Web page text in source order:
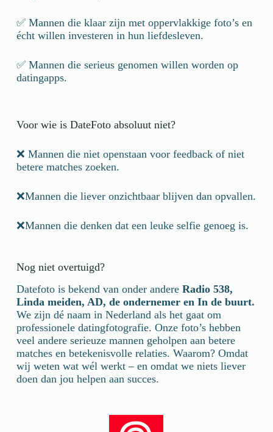
✅ Mannen die klaar zijn met oppervlakkige foto’s en
écht willen investeren in hun liefdesleven.
✅ Mannen die serieus genomen willen worden op
datingapps.
Voor wie is DateFoto absoluut niet?
❌ Mannen die niet openstaan voor feedback of niet
betere matches zoeken.
❌Mannen die liever onzichtbaar blijven dan opvallen.
❌Mannen die denken dat een leuke selfie genoeg is.
Nog niet overtuigd?
Datefoto is bekend van onder andere Radio 538,
Linda meiden, AD, de ondernemer en In de buurt.
We zijn dé naam in Nederland als het gaat om
professionele datingfotografie. Onze foto’s hebben
veel andere serieuze mannen geholpen aan betere
matches en betekenisvolle relaties. Waarom? Omdat
wij weten wat wél werkt – en omdat we niets liever
doen dan jou helpen aan succes.